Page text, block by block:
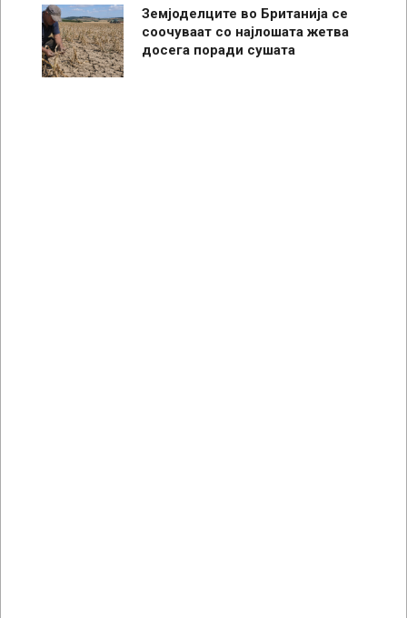
Земјоделците во Британија се
соочуваат со најлошата жетва
досега поради сушата